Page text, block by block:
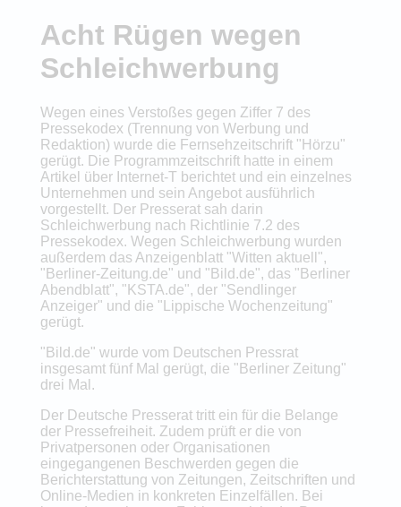
Acht Rügen wegen
Schleichwerbung
Wegen eines Verstoßes gegen Ziffer 7 des
Pressekodex (Trennung von Werbung und
Redaktion) wurde die Fernsehzeitschrift "Hörzu"
gerügt. Die Programmzeitschrift hatte in einem
Artikel über Internet-T berichtet und ein einzelnes
Unternehmen und sein Angebot ausführlich
vorgestellt. Der Presserat sah darin
Schleichwerbung nach Richtlinie 7.2 des
Pressekodex. Wegen Schleichwerbung wurden
außerdem das Anzeigenblatt "Witten aktuell",
"Berliner-Zeitung.de" und "Bild.de", das "Berliner
Abendblatt", "KSTA.de", der "Sendlinger
Anzeiger" und die "Lippische Wochenzeitung"
gerügt.
"Bild.de" wurde vom Deutschen Pressrat
insgesamt fünf Mal gerügt, die "Berliner Zeitung"
drei Mal.
Der Deutsche Presserat tritt ein für die Belange
der Pressefreiheit. Zudem prüft er die von
Privatpersonen oder Organisationen
eingegangenen Beschwerden gegen die
Berichterstattung von Zeitungen, Zeitschriften und
Online-Medien in konkreten Einzelfällen. Bei